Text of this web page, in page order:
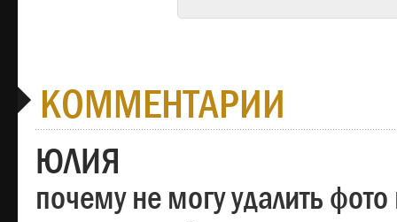
КОММЕНТАРИИ
ЮЛИЯ
почему не могу удалить